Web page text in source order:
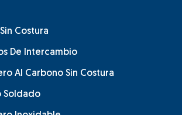
Costura
De Intercambio
Al Carbono Sin Costura
Soldado